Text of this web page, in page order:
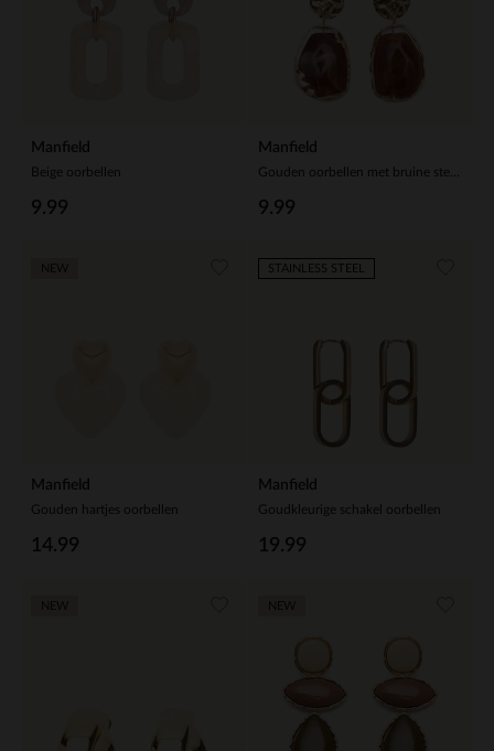
Manfield
Beige oorbellen
9.99
Manfield
9.99
Manfield
Gouden hartjes oorbellen
14.99
Manfield
Goudkleurige schakel oorbellen
19.99
STAINLESS STEEL